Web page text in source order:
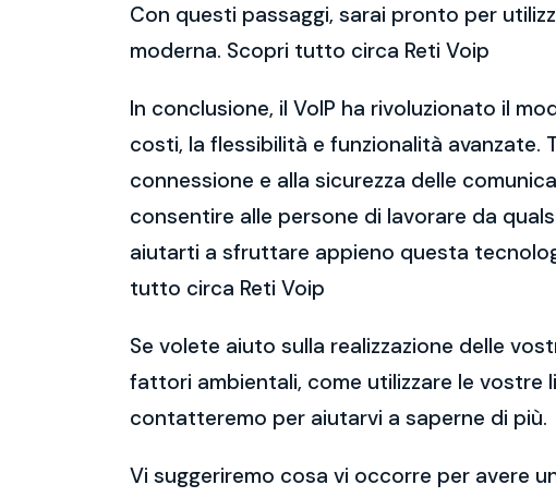
Con questi passaggi, sarai pronto per
moderna. Scopri tutto circa Reti Voip
In conclusione, il VoIP ha rivoluzionato il
costi, la flessibilità e funzionalità
connessione e alla sicurezza delle
consentire alle persone di lavorare da
aiutarti a sfruttare appieno questa
tutto circa Reti Voip
Se volete aiuto sulla realizzazione delle
fattori ambientali, come utilizzare le vostre
contatteremo per aiutarvi a saperne di più.
Vi suggeriremo cosa vi occorre per avere